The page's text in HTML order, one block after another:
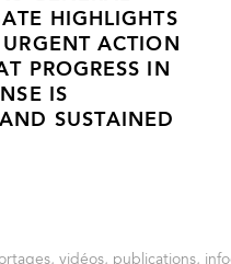
HIGHLIGHTS
URGENT ACTION
PROGRESS IN
IS
SUSTAINED
vidéos, publications,